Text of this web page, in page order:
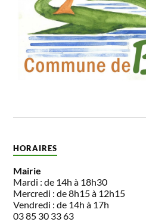
HORAIRES
Mairie
Mardi : de 14h à 18h30
Mercredi : de 8h15 à 12h15
Vendredi : de 14h à 17h
03 85 30 33 63